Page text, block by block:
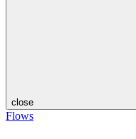
close
Flows